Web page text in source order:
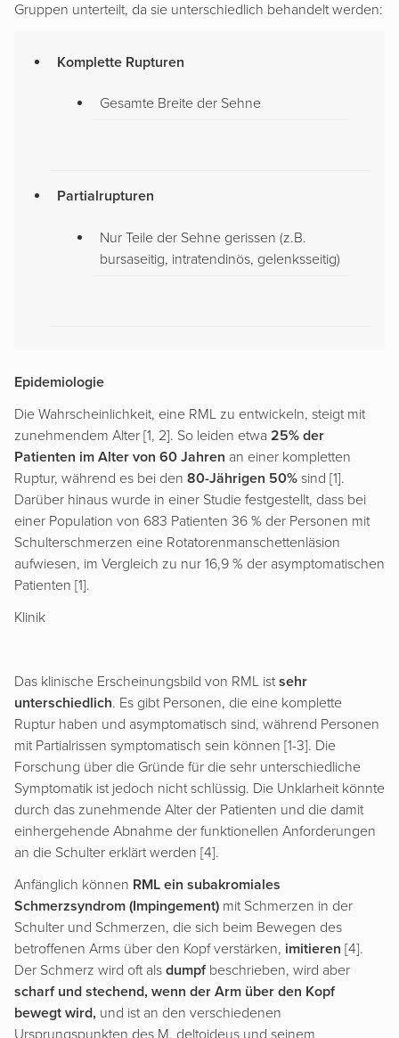
Gruppen unterteilt, da sie unterschiedlich behandelt werden:
Komplette Rupturen
Gesamte Breite der Sehne
Partialrupturen
Nur Teile der Sehne gerissen (z.B.
bursaseitig, intratendinös, gelenksseitig)
Epidemiologie
Die Wahrscheinlichkeit, eine RML zu entwickeln, steigt mit
zunehmendem Alter [1, 2]. So leiden etwa 25% der
Patienten im Alter von 60 Jahren an einer kompletten
Ruptur, während es bei den 80-Jährigen 50% sind [1].
Darüber hinaus wurde in einer Studie festgestellt, dass bei
einer Population von 683 Patienten 36 % der Personen mit
Schulterschmerzen eine Rotatorenmanschettenläsion
aufwiesen, im Vergleich zu nur 16,9 % der asymptomatischen
Patienten [1].
Klinik
Das klinische Erscheinungsbild von RML ist sehr
unterschiedlich. Es gibt Personen, die eine komplette
Ruptur haben und asymptomatisch sind, während Personen
mit Partialrissen symptomatisch sein können [1-3]. Die
Forschung über die Gründe für die sehr unterschiedliche
Symptomatik ist jedoch nicht schlüssig. Die Unklarheit könnte
durch das zunehmende Alter der Patienten und die damit
einhergehende Abnahme der funktionellen Anforderungen
an die Schulter erklärt werden [4].
Anfänglich können RML ein subakromiales
Schmerzsyndrom (Impingement) mit Schmerzen in der
Schulter und Schmerzen, die sich beim Bewegen des
betroffenen Arms über den Kopf verstärken, imitieren [4].
Der Schmerz wird oft als dumpf beschrieben, wird aber
scharf und stechend, wenn der Arm über den Kopf
bewegt wird, und ist an den verschiedenen
Ursprungspunkten des M. deltoideus und seinem